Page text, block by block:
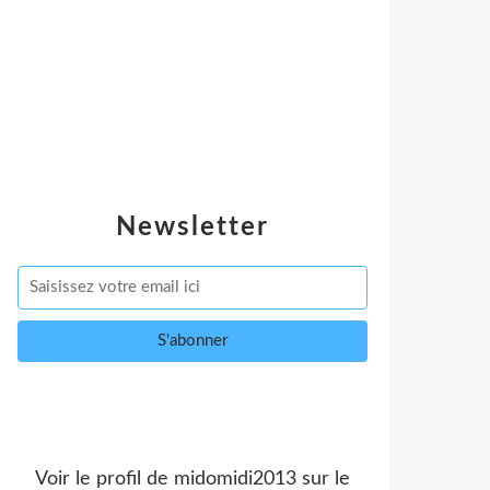
Newsletter
Voir le profil de midomidi2013 sur le